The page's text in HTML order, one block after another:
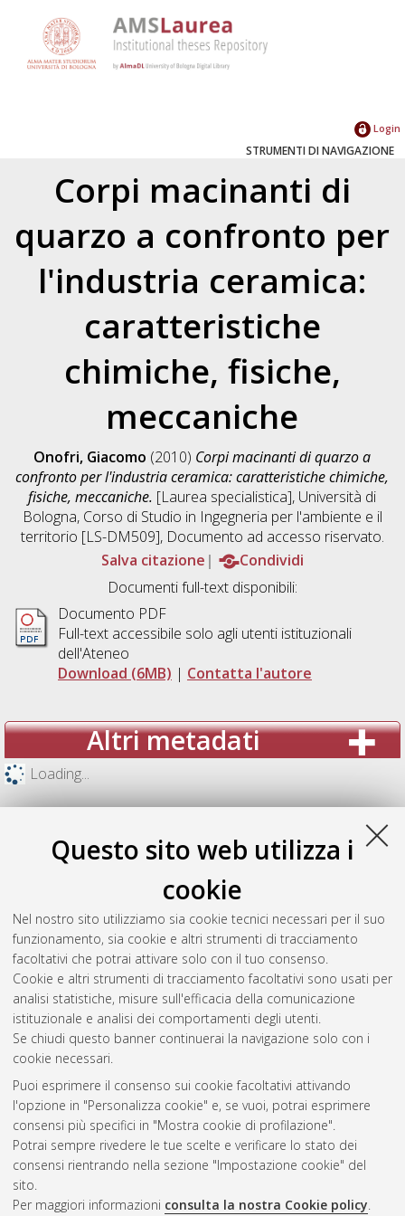
Questo sito web utilizza i
cookie
Nel nostro sito utilizziamo sia cookie tecnici necessari per il suo
funzionamento, sia cookie e altri strumenti di tracciamento
facoltativi che potrai attivare solo con il tuo consenso.
Cookie e altri strumenti di tracciamento facoltativi sono usati per
analisi statistiche, misure sull'efficacia della comunicazione
istituzionale e analisi dei comportamenti degli utenti.
Se chiudi questo banner continuerai la navigazione solo con i
cookie necessari.
Puoi esprimere il consenso sui cookie facoltativi attivando
l'opzione in "Personalizza cookie" e, se vuoi, potrai esprimere
consensi più specifici in "Mostra cookie di profilazione".
Potrai sempre rivedere le tue scelte e verificare lo stato dei
consensi rientrando nella sezione "Impostazione cookie" del
sito.
Per maggiori informazioni consulta la nostra Cookie policy.
Login
STRUMENTI DI NAVIGAZIONE
Corpi macinanti di
quarzo a confronto per
l'industria ceramica:
caratteristiche
chimiche, fisiche,
meccaniche
Onofri, Giacomo (2010) Corpi macinanti di quarzo a
confronto per l'industria ceramica: caratteristiche chimiche,
fisiche, meccaniche. [Laurea specialistica], Università di
Bologna, Corso di Studio in Ingegneria per l'ambiente e il
territorio [LS-DM509], Documento ad accesso riservato.
Salva citazione
Condividi
Documenti full-text disponibili:
Documento PDF
Full-text accessibile solo agli utenti istituzionali
dell'Ateneo
Download (6MB) | Contatta l'autore
Altri metadati
Loading...
Gestione del documento:
Atom
Rss 1.0
Rss 2.0
AMS Laurea